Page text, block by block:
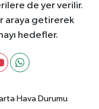
de yer verilir.
araya getirerek
hedefler.
Hava Durumu